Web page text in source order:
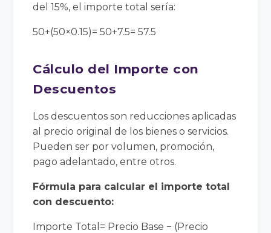
del 15%, el importe total sería:
50+(50×0.15)= 50+7.5= 57.5
Cálculo del Importe con
Descuentos
Los descuentos son reducciones aplicadas
al precio original de los bienes o servicios.
Pueden ser por volumen, promoción,
pago adelantado, entre otros.
Fórmula para calcular el importe total
con descuento:
Importe Total= Precio Base − (Precio